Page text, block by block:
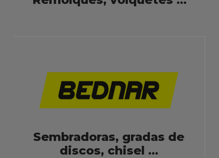
Sembradoras, gradas de
discos, chisel ...